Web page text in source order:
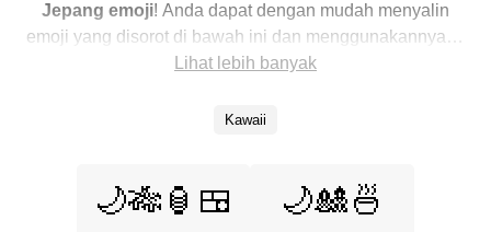
Jepang emoji! Anda dapat dengan mudah menyalin
emoji yang disorot di bawah ini dan menggunakannya di
percakapan Anda untuk menambahkan sentuhan
dengan menampilkan yang paling populer terlebih
mengekspresikan
Estetik Jepang dengan emoji
Lihat lebih banyak
Kawaii
🌙🎋🏮🍱 🌙🎎🍜